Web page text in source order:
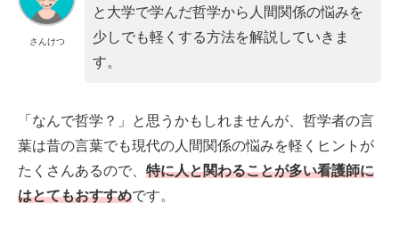
さんけつ
と大学で学んだ哲学から人間関係の悩みを
少しでも軽くする方法を解説していきま
す。
「なんで哲学？」と思うかもしれませんが、哲学者の言
葉は昔の言葉でも現代の人間関係の悩みを軽くヒントが
たくさんあるので、 特に人と関わることが多い看護師に
はとてもおすすめです。